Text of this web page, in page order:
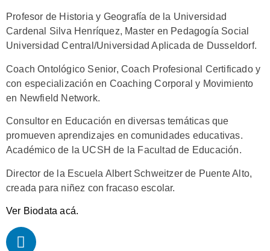
Profesor de Historia y Geografía de la Universidad
Cardenal Silva Henríquez, Master en Pedagogía Social
Universidad Central/Universidad Aplicada de Dusseldorf.
Coach Ontológico Senior, Coach Profesional Certificado y
con especialización en Coaching Corporal y Movimiento
en Newfield Network.
Consultor en Educación en diversas temáticas que
promueven aprendizajes en comunidades educativas.
Académico de la UCSH de la Facultad de Educación.
Director de la Escuela Albert Schweitzer de Puente Alto,
creada para niñez con fracaso escolar.
Ver Biodata acá.